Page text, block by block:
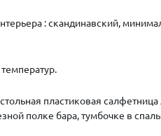
: скандинавский,
пластиковая
полке бара, тумбочке в